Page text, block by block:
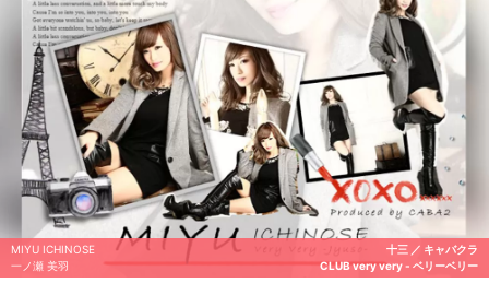
MIYU ICHINOSE
一ノ瀬 美羽
十三 ／ キャバクラ
CLUB very very - ベリーベリー